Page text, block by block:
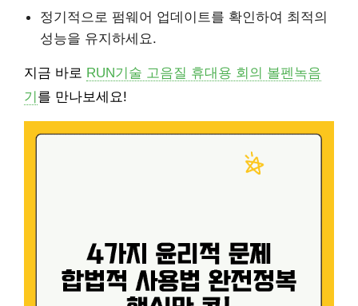
정기적으로 펌웨어 업데이트를 확인하여 최적의
성능을 유지하세요.
지금 바로 RUN기술 고음질 휴대용 회의 볼펜녹음
기 를 만나보세요!